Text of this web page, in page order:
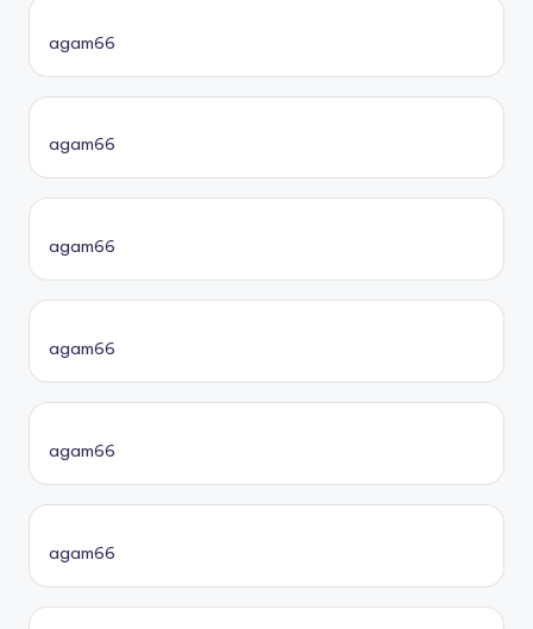
agam66
agam66
agam66
agam66
agam66
agam66